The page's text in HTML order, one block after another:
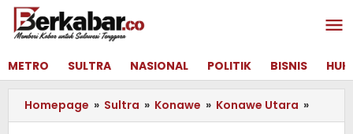
Lewati
konten
METRO
SULTRA NASIONAL POLITIK BISNIS
Homepage » Sultra » Konawe » Konawe Utara »
Hukum